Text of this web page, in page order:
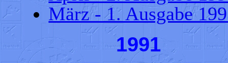
März - 1. Ausgabe
1991